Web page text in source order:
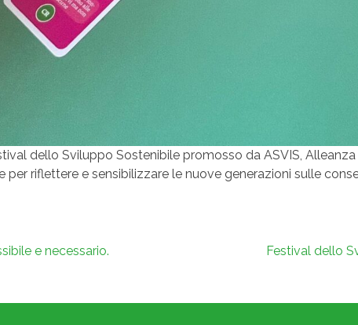
dello Sviluppo Sostenibile promosso da ASVIS,
per riflettere e sensibilizzare le nuove generazioni sulle
e necessario. Festival dello